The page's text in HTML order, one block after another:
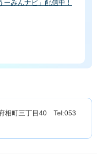
ーみんナビ」配信中！
相町三丁目40 Tel:053